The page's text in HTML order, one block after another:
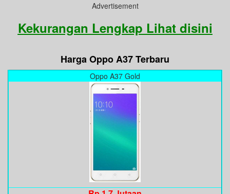
Advertisement
Kekurangan Lengkap Lihat disini
Harga Oppo A37 Terbaru
Oppo A37 Gold